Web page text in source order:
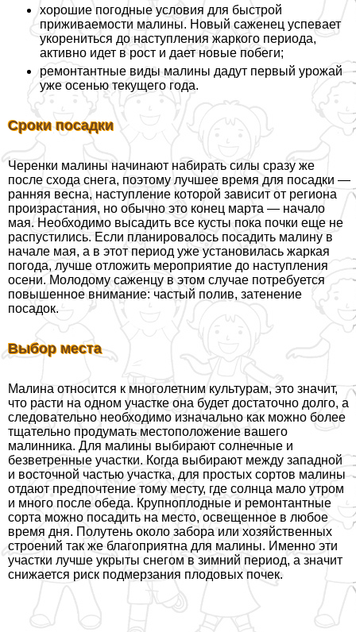
хорошие погодные условия для быстрой
приживаемости малины. Новый саженец успевает
укорениться до наступления жаркого периода,
активно идет в рост и дает новые побеги;
ремонтантные виды малины дадут первый урожай
уже осенью текущего года.
Сроки посадки
Черенки малины начинают набирать силы сразу же
после схода снега, поэтому лучшее время для посадки —
ранняя весна, наступление которой зависит от региона
произрастания, но обычно это конец марта — начало
мая. Необходимо высадить все кусты пока почки еще не
распустились. Если планировалось посадить малину в
начале мая, а в этот период уже установилась жаркая
погода, лучше отложить мероприятие до наступления
осени. Молодому саженцу в этом случае потребуется
повышенное внимание: частый полив, затенение
посадок.
Выбор места
Малина относится к многолетним культурам, это значит,
что расти на одном участке она будет достаточно долго, а
следовательно необходимо изначально как можно более
тщательно продумать местоположение вашего
малинника. Для малины выбирают солнечные и
безветренные участки. Когда выбирают между западной
и восточной частью участка, для простых сортов малины
отдают предпочтение тому месту, где солнца мало утром
и много после обеда. Крупноплодные и ремонтантные
сорта можно посадить на место, освещенное в любое
время дня. Полутень около забора или хозяйственных
строений так же благоприятна для малины. Именно эти
участки лучше укрыты снегом в зимний период, а значит
снижается риск подмерзания плодовых почек.